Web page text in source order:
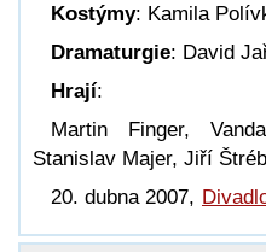
Kostýmy: Kamila
Dramaturgie: David
Hrají:
Martin Finger,
Stanislav Majer, Jiří
20. dubna 2007,